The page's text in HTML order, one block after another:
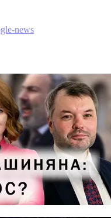
news